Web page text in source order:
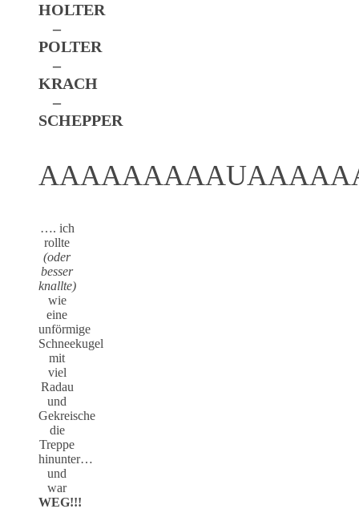
HOLTER
–
POLTER
–
KRACH
–
SCHEPPER
…. ich
rollte
(oder
besser
knallte)
wie
eine
unförmige
Schneekugel
mit
viel
Radau
und
Gekreische
die
Treppe
hinunter…
und
war
WEG!!!